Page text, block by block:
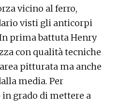
vicino al ferro,
visti gli anticorpi
prima battuta Henry
con qualità tecniche
pitturata ma anche
media. Per
grado di mettere a